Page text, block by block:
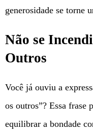
generosidade se torne
Não se
Outros
Você já ouviu a
os outros”? Essa frase
equilibrar a bondade